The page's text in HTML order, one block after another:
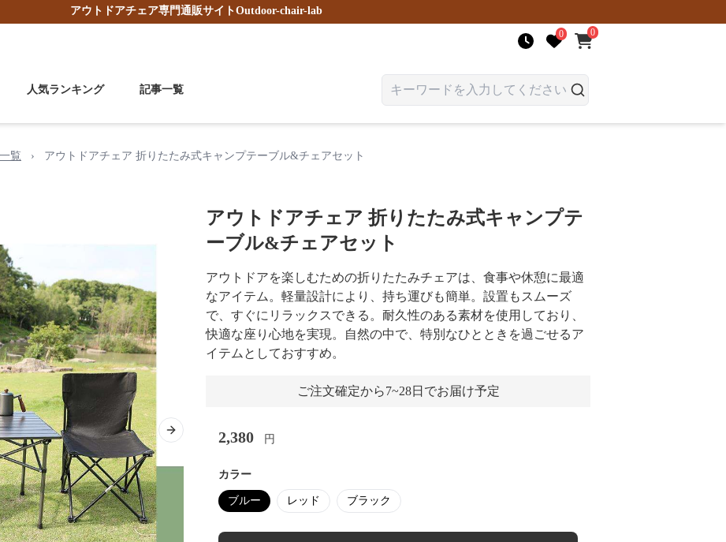
アウトドアチェア専門通販サイトOutdoor-chair-lab
0 0
人気ランキング 記事一覧
覧 › アウトドアチェア 折りたたみ式キャンプテーブル&チェアセット
Next slide
アウトドアチェア 折りたたみ式キャンプテ
ーブル&チェアセット
アウトドアを楽しむための折りたたみチェアは、食事や休憩に最適
なアイテム。軽量設計により、持ち運びも簡単。設置もスムーズ
で、すぐにリラックスできる。耐久性のある素材を使用しており、
快適な座り心地を実現。自然の中で、特別なひとときを過ごせるア
イテムとしておすすめ。
ご注文確定から7~28日でお届け予定
2,380 円
カラー
ブルー レッド ブラック